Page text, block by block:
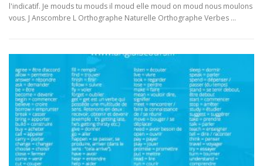
l'indicatif. Je mouds tu mouds il moud elle moud on moud nous moulons
vous. J Anscombre L Orthographe Naturelle Orthographe Verbes …